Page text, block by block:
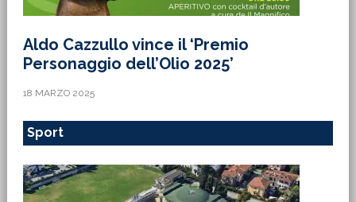
Aldo Cazzullo vince il ‘Premio
Personaggio dell’Olio 2025’
18 MARZO 2025
Sport